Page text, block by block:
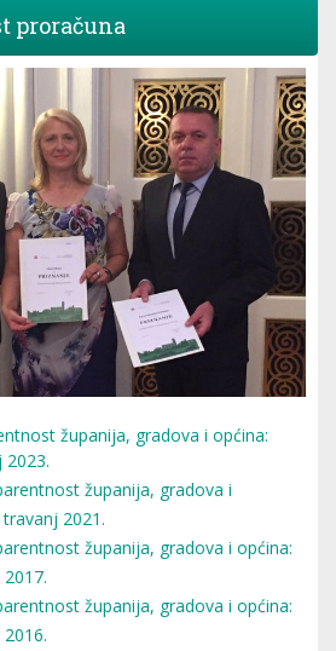
proračuna
županija, gradova i općina:
2023.
županija, gradova i
2021.
županija, gradova i općina:
županija, gradova i općina: